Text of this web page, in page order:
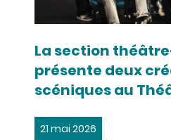
La section
présente deux
scéniques au
21 mai 2026